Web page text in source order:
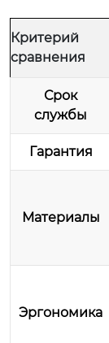
Критерий
сравнения
Срок
службы
Гарантия
Материалы
Эргономика